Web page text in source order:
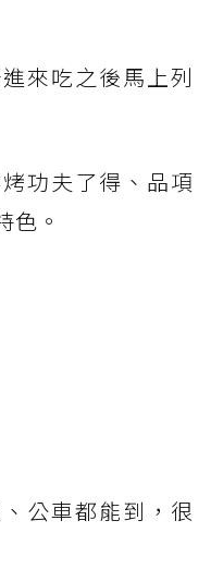
來吃之後馬上列
功夫了得、品項
色。
公車都能到，很